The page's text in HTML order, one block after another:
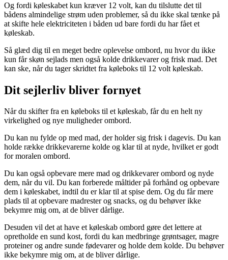
Og fordi køleskabet kun kræver 12 volt, kan du tilslutte det til
bådens almindelige strøm uden problemer, så du ikke skal tænke på
at skifte hele elektriciteten i båden ud bare fordi du har fået et
køleskab.
Så glæd dig til en meget bedre oplevelse ombord, nu hvor du ikke
kun får skøn sejlads men også kolde drikkevarer og frisk mad. Det
kan ske, når du tager skridtet fra køleboks til 12 volt køleskab.
Dit sejlerliv bliver fornyet
Når du skifter fra en køleboks til et køleskab, får du en helt ny
virkelighed og nye muligheder ombord.
Du kan nu fylde op med mad, der holder sig frisk i dagevis. Du kan
holde række drikkevarerne kolde og klar til at nyde, hvilket er godt
for moralen ombord.
Du kan også opbevare mere mad og drikkevarer ombord og nyde
dem, når du vil. Du kan forberede måltider på forhånd og opbevare
dem i køleskabet, indtil du er klar til at spise dem. Og du får mere
plads til at opbevare madrester og snacks, og du behøver ikke
bekymre mig om, at de bliver dårlige.
Desuden vil det at have et køleskab ombord gøre det lettere at
opretholde en sund kost, fordi du kan medbringe grøntsager, magre
proteiner og andre sunde fødevarer og holde dem kolde. Du behøver
ikke bekymre mig om, at de bliver dårlige.